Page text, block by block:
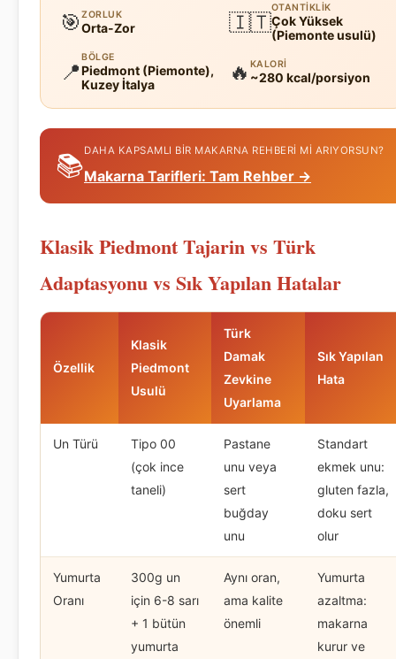
🎯 ZORLUK
Orta-Zor 🇮🇹
OTANTIKLIK
Çok Yüksek
(Piemonte usulü)
📍
BÖLGE
Piedmont (Piemonte),
Kuzey İtalya
🔥 KALORI
~280 kcal/porsiyon
📚DAHA KAPSAMLI BIR MAKARNA REHBERI MI ARIYORSUN?
Makarna Tarifleri: Tam Rehber →
Klasik Piedmont Tajarin vs Türk
Adaptasyonu vs Sık Yapılan Hatalar
Özellik
Klasik
Piedmont
Usulü
Türk
Damak
Zevkine
Uyarlama
Sık Yapılan
Hata
Un Türü
Tipo 00
(çok ince
taneli)
Pastane
unu veya
sert
buğday
unu
Standart
ekmek unu:
gluten fazla,
doku sert
olur
Yumurta
Oranı
300g un
için 6-8 sarı
+ 1 bütün
yumurta
Aynı oran,
ama kalite
önemli
Yumurta
azaltma:
makarna
kurur ve